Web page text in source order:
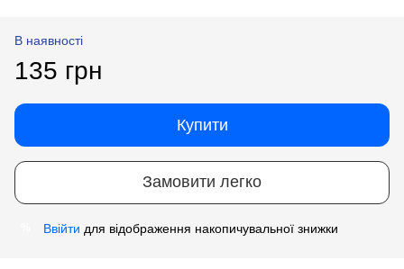
В наявності
135 грн
Купити
Замовити легко
Ввійти для відображення накопичувальної знижки